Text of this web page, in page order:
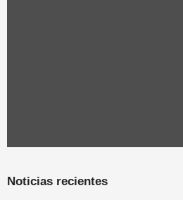
Noticias recientes